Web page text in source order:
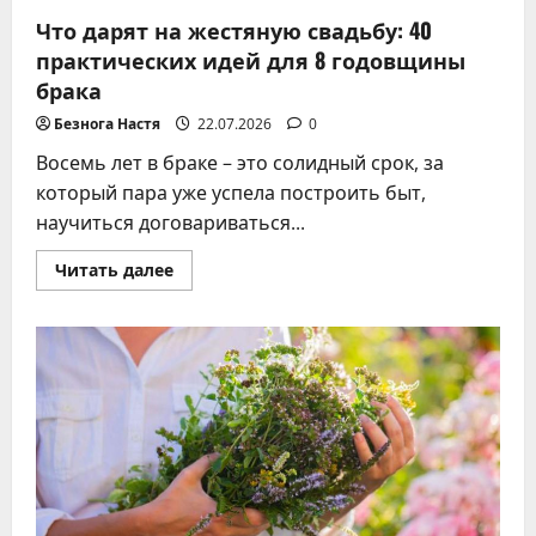
Что дарят на жестяную свадьбу: 40
практических идей для 8 годовщины
брака
Безнога Настя 22.07.2026 0
Восемь лет в браке – это солидный срок, за
который пара уже успела построить быт,
научиться договариваться...
Читать далееПрочитать
больше
дарят
жестяную
свадьбу:
40
практических
идей
для
8
годовщины
брака